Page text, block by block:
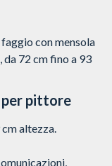
con mensola
72 cm fino a 93
pittore
altezza.